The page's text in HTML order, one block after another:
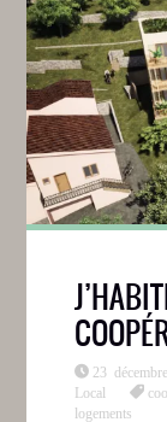
23
Local
logements